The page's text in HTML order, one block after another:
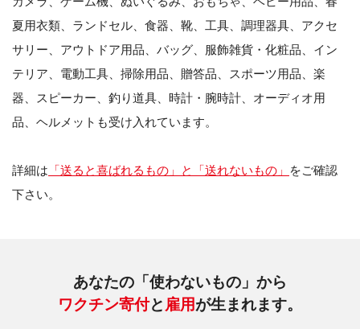
夏用衣類、ランドセル、食器、靴、工具、調理器具、アクセ
サリー、アウトドア用品、バッグ、服飾雑貨・化粧品、イン
テリア、電動工具、掃除用品、贈答品、スポーツ用品、楽
器、スピーカー、釣り道具、時計・腕時計、オーディオ用
品、ヘルメットも受け入れています。
詳細は 「送ると喜ばれるもの」と「送れないもの」
をご確認
下さい。
あなたの「使わないもの」から
ワクチン寄付と雇用が生まれます。